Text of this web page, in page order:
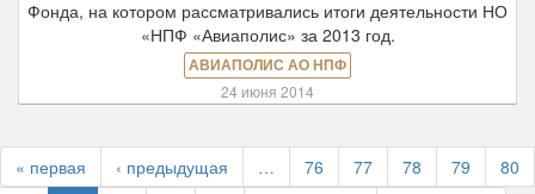
Фонда, на котором рассматривались итоги деятельности НО
«НПФ «Авиаполис» за 2013 год.
АВИАПОЛИС АО НПФ
24 июня 2014
« первая ‹ предыдущая … 76 77 78 79
80